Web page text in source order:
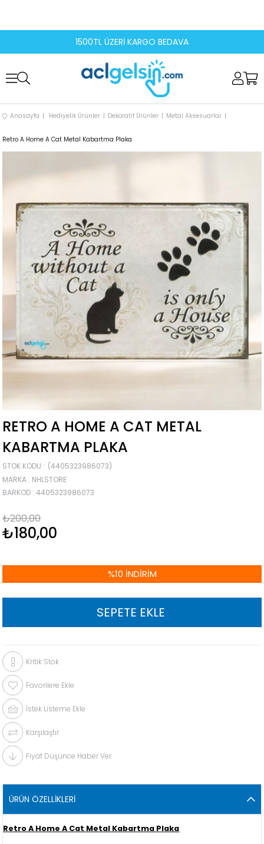
1500TL ÜZERİ KARGO BEDAVA
Anasayfa Hediyelik Ürünler Dekoratif Ürünler Metal Aksesuarlar
Retro A Home A Cat Metal Kabartma Plaka
RETRO A HOME A CAT METAL
KABARTMA PLAKA
STOK KODU
(4405323986073)
MARKA : NHLSTORE
BARKOD : 4405323986073
₺200,00
₺180,00
%10 İNDIRIM
Kritik Stok
Favorilere Ekle
İstek Listeme Ekle
Karşılaştır
Fiyat Düşünce Haber Ver
ÜRÜN ÖZELLIKLERI
Retro A Home A Cat Metal Kabartma Plaka